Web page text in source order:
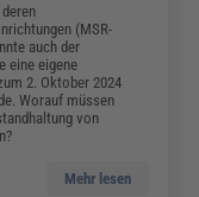
(MSR-
auch der
eine eigene
2. Oktober 2024
Worauf müssen
von
Mehr lesen